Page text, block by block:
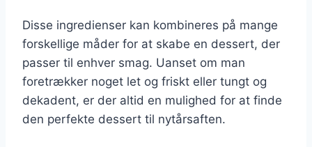
Disse ingredienser kan kombineres på mange
forskellige måder for at skabe en dessert, der
passer til enhver smag. Uanset om man
foretrækker noget let og friskt eller tungt og
dekadent, er der altid en mulighed for at finde
den perfekte dessert til nytårsaften.